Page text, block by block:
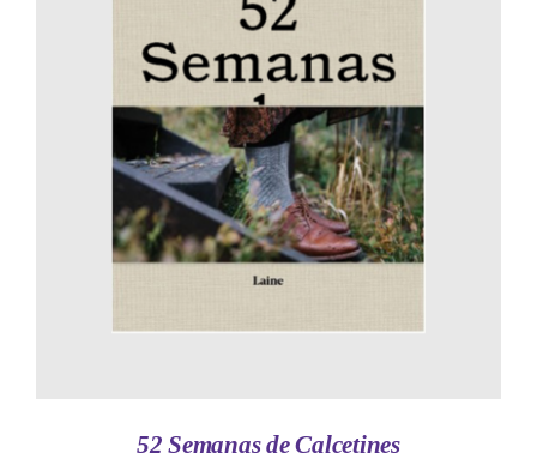
AÑADIR AL CARRITO
/
DETALLES
52 Semanas de Calcetines